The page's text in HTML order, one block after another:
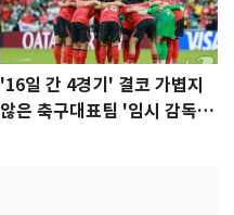
'16일 간 4경기' 결코 가볍지
않은 축구대표팀 '임시 감독'